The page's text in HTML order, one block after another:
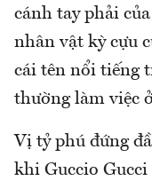
cánh tay phải
nhân vật kỳ cựu
cái tên nổi tiếng
thường làm việc
Vị tỷ phú đứng
khi Guccio Gucci